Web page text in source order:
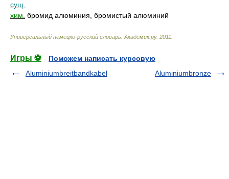
сущ.
хим. бромид алюминия, бромистый алюминий
Универсальный немецко-русский словарь Академик.ру. 2011
Игры ⚽
Поможем написать курсовую
Aluminiumbreitbandkabel
Aluminiumbronze